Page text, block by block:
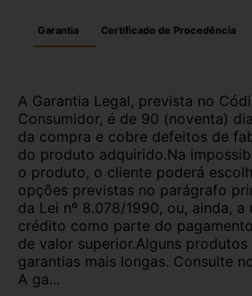
Garantia Certificado de Procedência
A Garantia Legal, prevista no
Consumidor, é de 90 (noventa)
da compra e cobre defeitos de
do produto adquirido.Na
o produto, o cliente poderá
opções previstas no parágrafo
da Lei nº 8.078/1990, ou, ainda,
crédito como parte do
de valor superior.Alguns
garantias mais longas. Consulte
A ga...